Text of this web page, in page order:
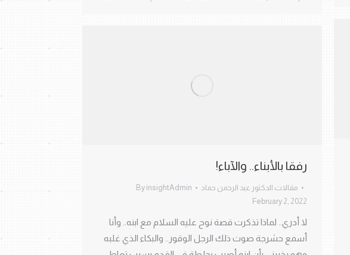
رفقا بالأبناء.. والآباء!
مقالات الدكتور عبد الرحمن حماد By insightAdmin
February 2, 2022
لا أدري.. لماذا تذكرت قصة نوح عليه السلام مع ابنه.. وأنا
أسمع حشرجة صوت ذلك الرجل الوقور.. والبكاء الذي غلبه